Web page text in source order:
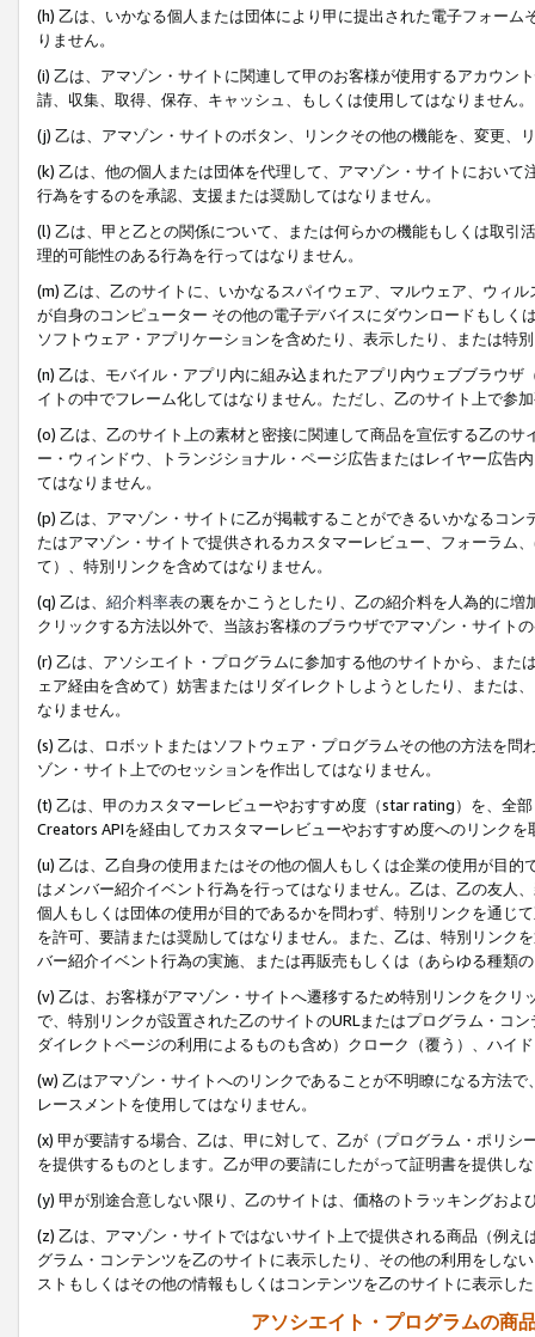
(h) 乙は、いかなる個人または団体により甲に提出された電子フォー
りません。
(i) 乙は、アマゾン・サイトに関連して甲のお客様が使用するアカウン
請、収集、取得、保存、キャッシュ、もしくは使用してはなりません。
(j) 乙は、アマゾン・サイトのボタン、リンクその他の機能を、変更、
(k) 乙は、他の個人または団体を代理して、アマゾン・サイトにおい
行為をするのを承認、支援または奨励してはなりません。
(l) 乙は、甲と乙との関係について、または何らかの機能もしくは取
理的可能性のある行為を行ってはなりません。
(m) 乙は、乙のサイトに、いかなるスパイウェア、マルウェア、ウィ
が自身のコンピューター その他の電子デバイスにダウンロードもし
ソフトウェア・アプリケーションを含めたり、表示したり、または特
(n) 乙は、モバイル・アプリ内に組み込まれたアプリ内ウェブブラウ
イトの中でフレーム化してはなりません。ただし、乙のサイト上で参
(o) 乙は、乙のサイト上の素材と密接に関連して商品を宣伝する乙の
ー・ウィンドウ、トランジショナル・ページ広告またはレイヤー広告
てはなりません。
(p) 乙は、アマゾン・サイトに乙が掲載することができるいかなるコ
たはアマゾン・サイトで提供されるカスタマーレビュー、フォーラム
て）、特別リンクを含めてはなりません。
(q) 乙は、 紹介料率表の裏をかこうとしたり、乙の紹介料を人為的に
クリックする方法以外で、当該お客様のブラウザでアマゾン・サイト
(r) 乙は、アソシエイト・プログラムに参加する他のサイトから、ま
ェア経由を含めて）妨害またはリダイレクトしようとしたり、または
なりません。
(s) 乙は、ロボットまたはソフトウェア・プログラムその他の方法を
ゾン・サイト上でのセッションを作出してはなりません。
(t) 乙は、甲のカスタマーレビューやおすすめ度（star rating）を、全
Creators APIを経由してカスタマーレビューやおすすめ度へのリンクを
(u) 乙は、乙自身の使用またはその他の個人もしくは企業の使用が目
はメンバー紹介イベント行為を行ってはなりません。乙は、乙の友人
個人もしくは団体の使用が目的であるかを問わず、特別リンクを通じ
を許可、要請または奨励してはなりません。また、乙は、特別リンク
バー紹介イベント行為の実施、または再販売もしくは（あらゆる種類
(v) 乙は、お客様がアマゾン・サイトへ遷移するため特別リンクをク
で、特別リンクが設置された乙のサイトのURLまたはプログラム・コ
ダイレクトページの利用によるものも含め）クローク（覆う）、ハイ
(w) 乙はアマゾン・サイトへのリンクであることが不明瞭になる方法
レースメントを使用してはなりません。
(x) 甲が要請する場合、乙は、甲に対して、乙が（プログラム・ポリ
を提供するものとします。乙が甲の要請にしたがって証明書を提供し
(y) 甲が別途合意しない限り、乙のサイトは、価格のトラッキングお
(z) 乙は、アマゾン・サイトではないサイト上で提供される商品（例
グラム・コンテンツを乙のサイトに表示したり、その他の利用をしな
ストもしくはその他の情報もしくはコンテンツを乙のサイトに表示し
アソシエイト・プログラムの商